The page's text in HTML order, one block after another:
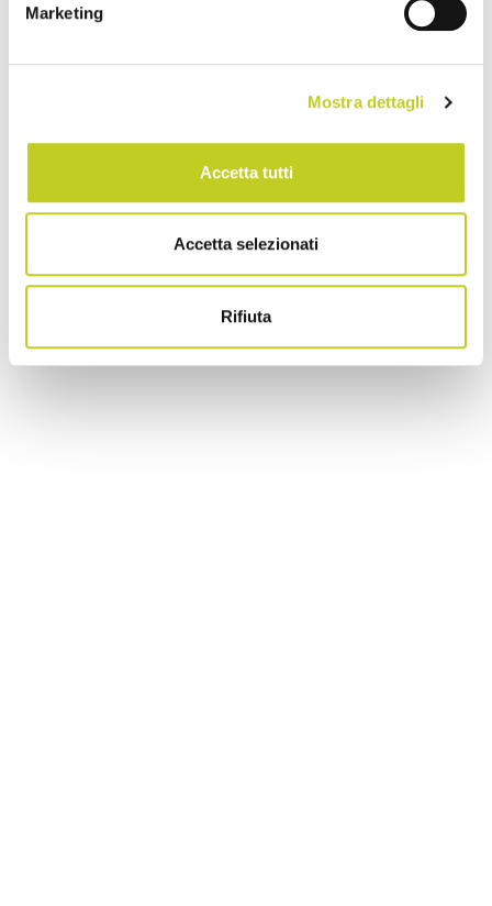
Marketing
Mostra dettagli
Accetta tutti
Accetta selezionati
Rifiuta